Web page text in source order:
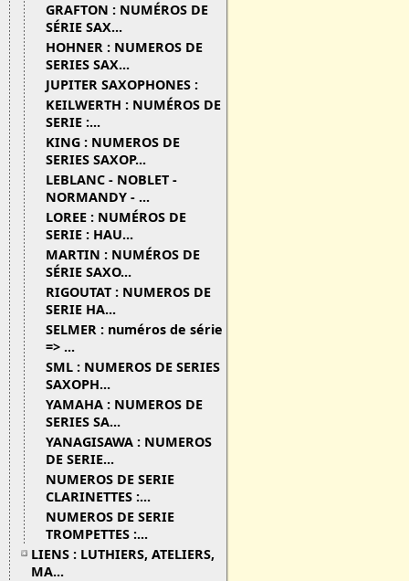
GRAFTON : NUMÉROS DE
SÉRIE SAX...
HOHNER : NUMEROS DE
SERIES SAX...
JUPITER SAXOPHONES :
KEILWERTH : NUMÉROS DE
SERIE :...
KING : NUMEROS DE
SERIES SAXOP...
LEBLANC - NOBLET -
NORMANDY - ...
LOREE : NUMÉROS DE
SERIE : HAU...
MARTIN : NUMÉROS DE
SÉRIE SAXO...
RIGOUTAT : NUMEROS DE
SERIE HA...
SELMER : numéros de série
=> ...
SML : NUMEROS DE SERIES
SAXOPH...
YAMAHA : NUMEROS DE
SERIES SA...
YANAGISAWA : NUMEROS
DE SERIE...
NUMEROS DE SERIE
CLARINETTES :...
NUMEROS DE SERIE
TROMPETTES :...
LIENS : LUTHIERS, ATELIERS,
MA...